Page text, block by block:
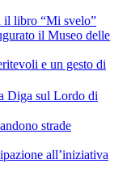
libro “Mi svelo”
il Museo delle
e un gesto di
Diga sul Lordo di
strade
all’iniziativa